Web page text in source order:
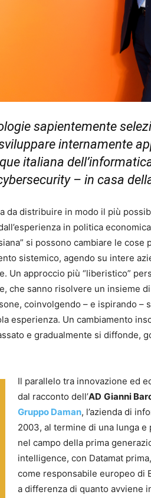
sapientemente
internamente
italiana
– in casa
da distribuire in modo il più
in politica
si possono cambiare le cose
sistemico, agendo su intere
Un approccio più “liberistico”
che sanno risolvere un insieme
coinvolgendo – e ispirando –
esperienza. Un cambiamento
e gradualmente si diffonde,
Il parallelo tra innovazione ed
dal racconto dell’AD Gianni
Gruppo Daman, l’azienda di
2003, al termine di una lunga
nel campo della prima
intelligence, con Datamat
come responsabile europeo di
a differenza di quanto avviene